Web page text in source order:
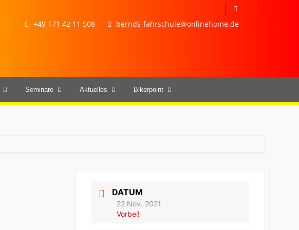
+49 171 42 11 508 bernds-fahrschule@onlinehome.de
Seminare Aktuelles Bikerpoint
DATUM
22 Nov. 2021
Vorbei!